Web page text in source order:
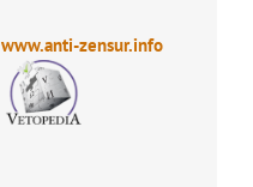
www.anti-zensur.info